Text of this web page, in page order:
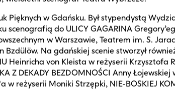
w Gdańsku. Był stypendystą
do ULICY GAGARINA
w Warszawie, Teatrem im. S.
Na gdańskiej scenie stworzył
Heinricha von Kleista w reżyserii Krzysztofa
DEKADY BEZDOMNOŚCI Anny Łojewskiej
w reżyserii Moniki Strzępki, NIE-BOSKIEJ